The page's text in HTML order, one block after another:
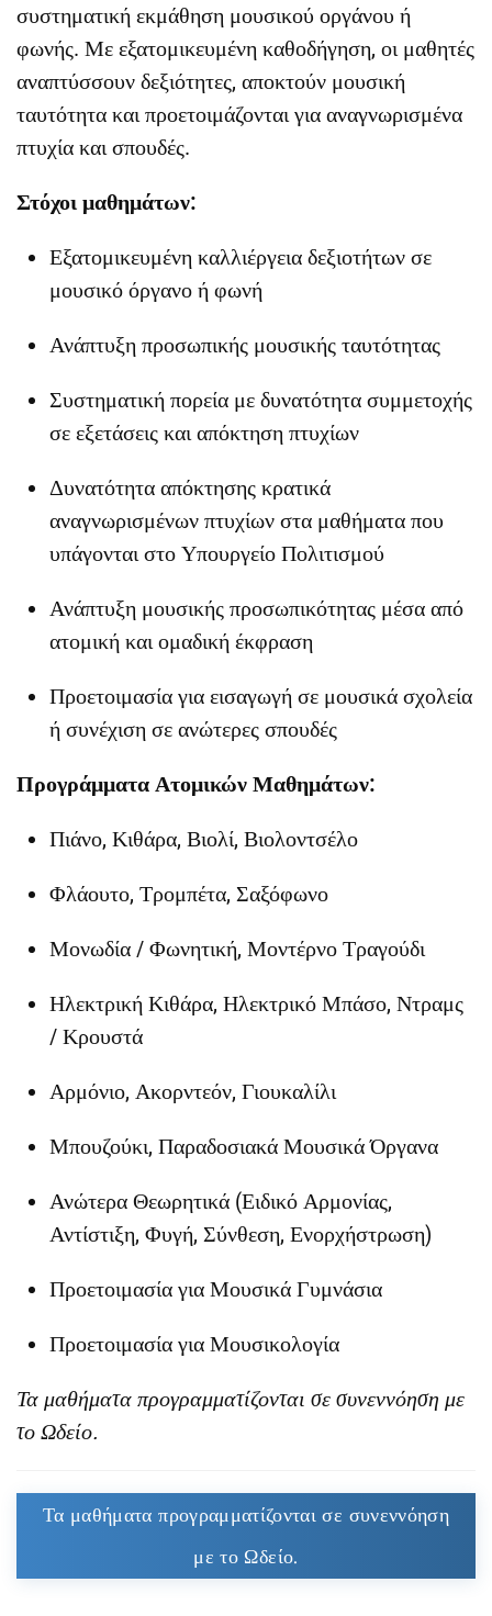
συστηματική εκμάθηση μουσικού οργάνου ή
φωνής. Με εξατομικευμένη καθοδήγηση, οι μαθητές
αναπτύσσουν δεξιότητες, αποκτούν μουσική
ταυτότητα και προετοιμάζονται για αναγνωρισμένα
πτυχία και σπουδές.
Στόχοι μαθημάτων:
Εξατομικευμένη καλλιέργεια δεξιοτήτων σε
μουσικό όργανο ή φωνή
Ανάπτυξη προσωπικής μουσικής ταυτότητας
Συστηματική πορεία με δυνατότητα συμμετοχής
σε εξετάσεις και απόκτηση πτυχίων
Δυνατότητα απόκτησης κρατικά
αναγνωρισμένων πτυχίων στα μαθήματα που
υπάγονται στο Υπουργείο Πολιτισμού
Ανάπτυξη μουσικής προσωπικότητας μέσα από
ατομική και ομαδική έκφραση
Προετοιμασία για εισαγωγή σε μουσικά σχολεία
ή συνέχιση σε ανώτερες σπουδές
Προγράμματα Ατομικών Μαθημάτων:
Πιάνο, Κιθάρα, Βιολί, Βιολοντσέλο
Φλάουτο, Τρομπέτα, Σαξόφωνο
Μονωδία / Φωνητική, Μοντέρνο Τραγούδι
Ηλεκτρική Κιθάρα, Ηλεκτρικό Μπάσο, Ντραμς
/ Κρουστά
Αρμόνιο, Ακορντεόν, Γιουκαλίλι
Μπουζούκι, Παραδοσιακά Μουσικά Όργανα
Ανώτερα Θεωρητικά (Ειδικό Αρμονίας,
Αντίστιξη, Φυγή, Σύνθεση, Ενορχήστρωση)
Προετοιμασία για Μουσικά Γυμνάσια
Προετοιμασία για Μουσικολογία
Τα μαθήματα προγραμματίζονται σε συνεννόηση με
το Ωδείο.
Τα μαθήματα προγραμματίζονται σε συνεννόηση
με το Ωδείο.